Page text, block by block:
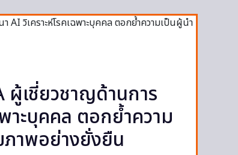
ผู้เชี่ยวชาญด้านการ
าะบุคคล ตอกย้ำความ
ภาพอย่างยั่งยืน